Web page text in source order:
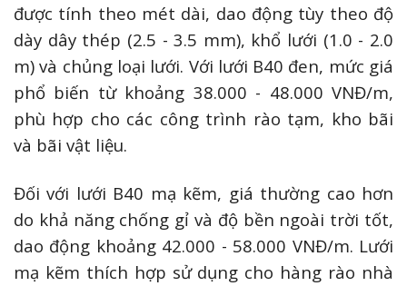
được tính theo mét dài, dao động tùy theo độ
dày dây thép (2.5 - 3.5 mm), khổ lưới (1.0 - 2.0
m) và chủng loại lưới. Với lưới B40 đen, mức giá
phổ biến từ khoảng 38.000 - 48.000 VNĐ/m,
phù hợp cho các công trình rào tạm, kho bãi
và bãi vật liệu.
Đối với lưới B40 mạ kẽm, giá thường cao hơn
do khả năng chống gỉ và độ bền ngoài trời tốt,
dao động khoảng 42.000 - 58.000 VNĐ/m. Lưới
mạ kẽm thích hợp sử dụng cho hàng rào nhà